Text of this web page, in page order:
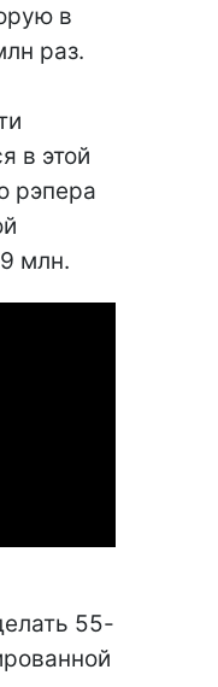
в
раз.
в этой
рэпера
млн.
55-